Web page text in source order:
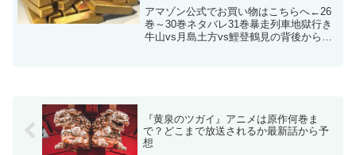
アマゾン公式でお買い物はこちらへ←26
巻～30巻ネタバレ31巻暴走列車地獄行き
牛山vs月島土方vs鯉登鶴見の背後から尾
『黄泉のツガイ』アニメは原作何巻ま
で？どこまで放送されるか最新話から予
想